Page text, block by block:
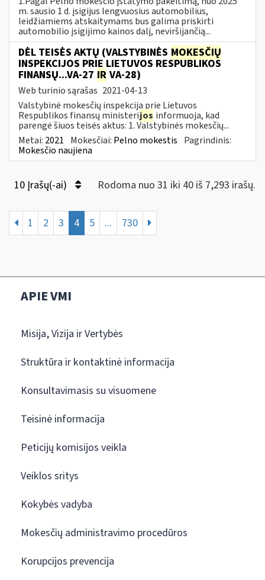
m. sausio 1 d. įsigijus lengvuosius automobilius,
leidžiamiems atskaitymams bus galima priskirti
automobilio įsigijimo kainos dalį, neviršijančią...
DĖL TEISĖS AKTŲ (VALSTYBINĖS MOKESČIŲ
INSPEKCIJOS PRIE LIETUVOS RESPUBLIKOS
FINANSŲ...VA-27 IR VA-28)
Web turinio sąrašas 2021-04-13
Valstybinė mokesčių inspekcija prie Lietuvos
Respublikos finansų ministerijos informuoja, kad
parengė šiuos teisės aktus: 1. Valstybinės mokesčių...
Metai: 2021 Mokesčiai: Pelno mokestis Pagrindinis:
Mokesčio naujiena
10 Įrašų(-ai) Rodoma nuo 31 iki 40 iš 7,293 irašų.
1 2 3 4 5 ... 730
APIE VMI
Misija, Vizija ir Vertybės
Struktūra ir kontaktinė informacija
Konsultavimasis su visuomene
Teisinė informacija
Peticijų komisijos veikla
Veiklos sritys
Kokybės vadyba
Mokesčių administravimo procedūros
Korupcijos prevencija